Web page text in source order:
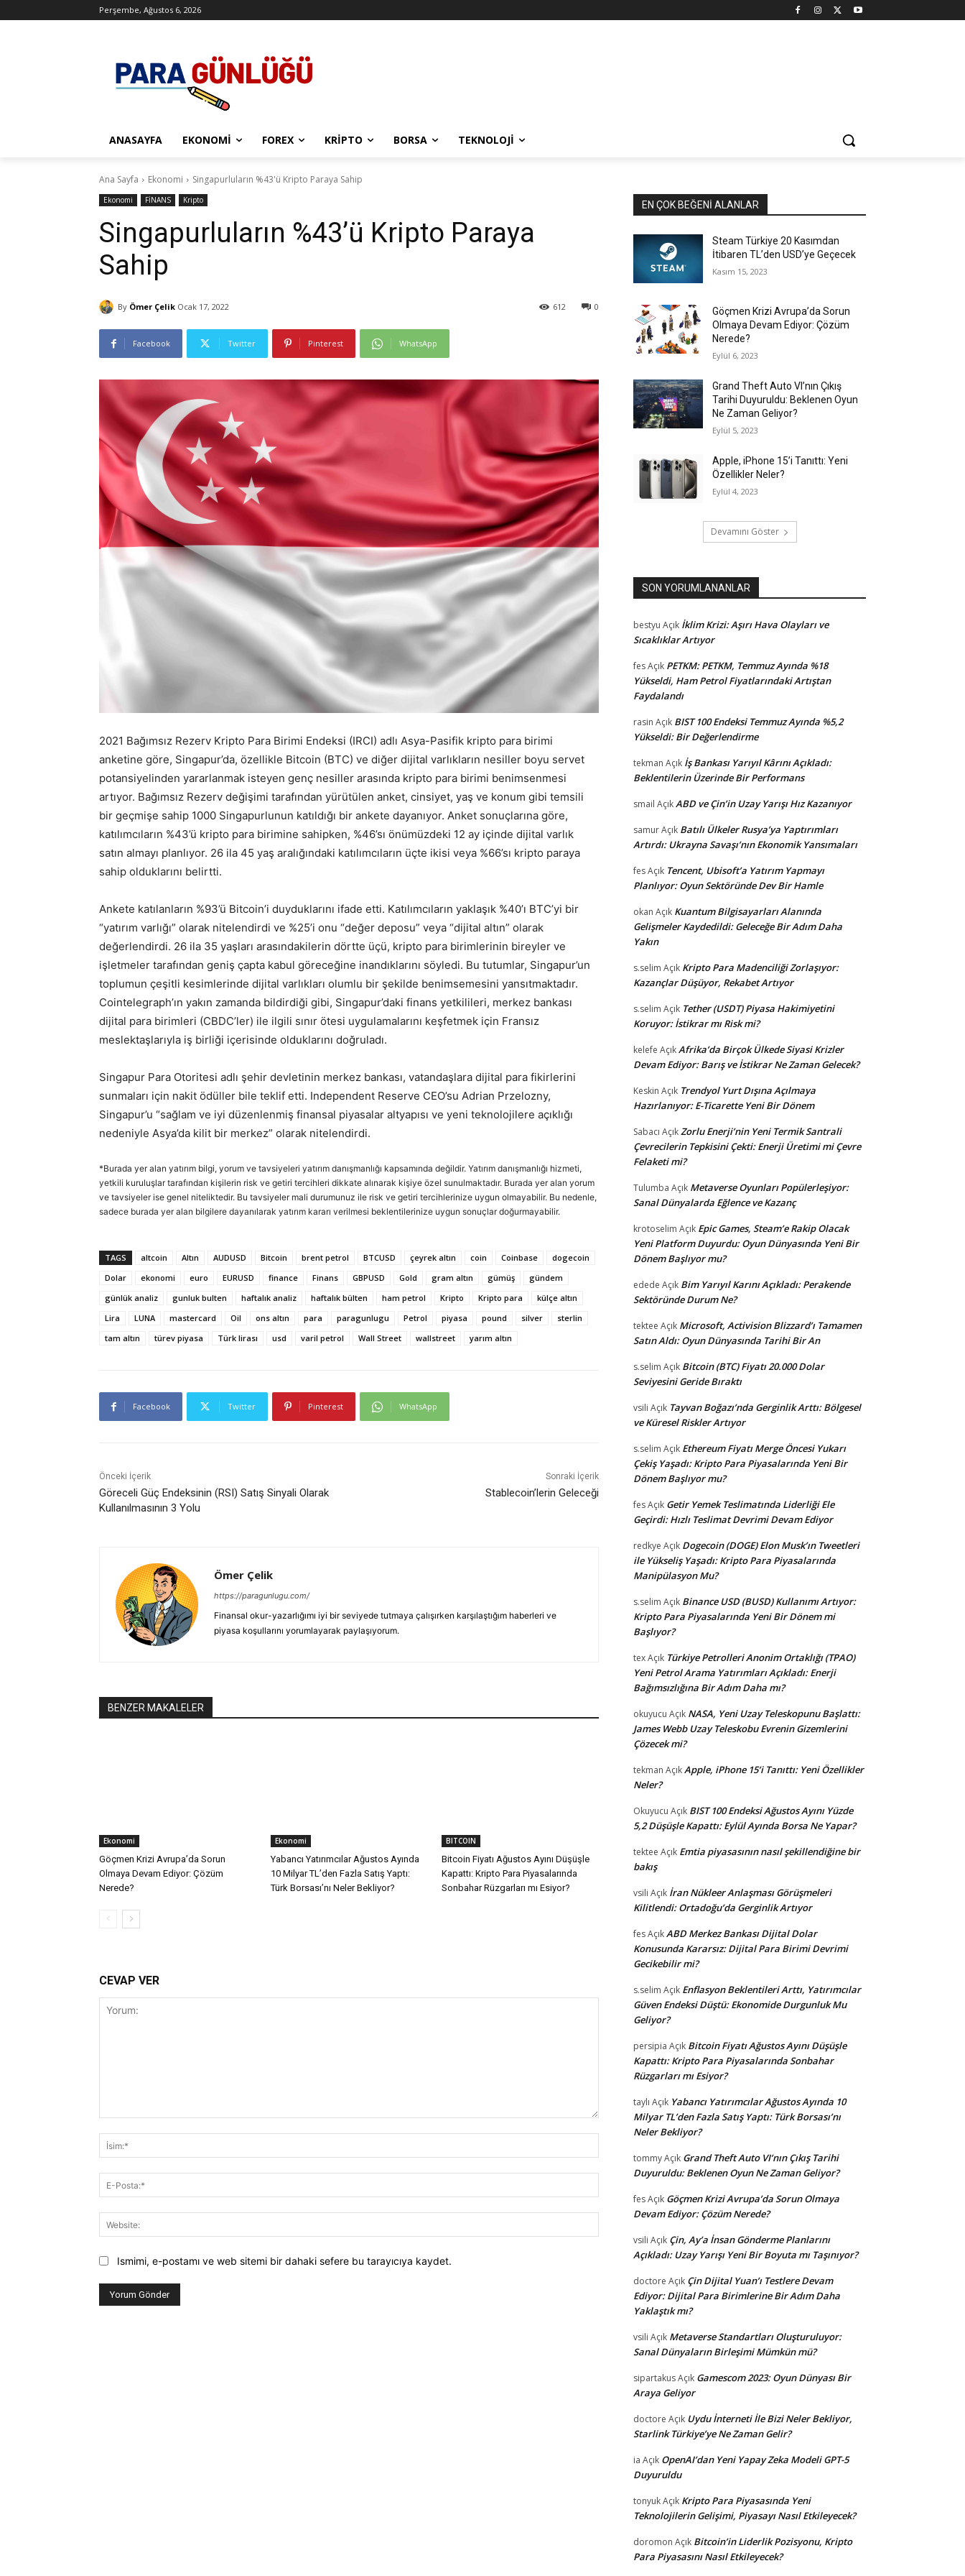
Perşembe, Ağustos 6, 2026
ANASAYFA EKONOMI FOREX KRIPTO BORSA TEKNOLOJI
Ana Sayfa Ekonomi Singapurluların %43'ü Kripto Paraya Sahip
Ekonomi FİNANS Kripto
Singapurluların %43’ü Kripto Paraya
Sahip
By Ömer Çelik Ocak 17, 2022 0
612
Facebook Twitter Pinterest WhatsApp
2021 Bağımsız Rezerv Kripto Para Birimi Endeksi (IRCI) adlı Asya-Pasifik kripto para birimi
anketine göre, Singapur’da, özellikle Bitcoin (BTC) ve diğer dijital varlıkların nesiller boyu servet
potansiyelinden yararlanmak isteyen genç nesiller arasında kripto para birimi benimsenmesi
artıyor. Bağımsız Rezerv değişimi tarafından yürütülen anket, cinsiyet, yaş ve konum gibi temsili
bir geçmişe sahip 1000 Singapurlunun katıldığı bir ankete dayanıyor. Anket sonuçlarına göre,
katılımcıların %43’ü kripto para birimine sahipken, %46’sı önümüzdeki 12 ay içinde dijital varlık
satın almayı planlıyor. 26 ila 45 yaş aralığındaki katılımcıların üçte ikisi veya %66’sı kripto paraya
sahip olduklarını belirtti.
Ankete katılanların %93’ü Bitcoin’i duyduklarını ifade etti. Katılımcıların yaklaşık %40’ı BTC’yi bir
“yatırım varlığı” olarak nitelendirdi ve %25’i onu “değer deposu” veya “dijital altın” olarak
değerlendirdi. 26 ila 35 yaşları arasındakilerin dörtte üçü, kripto para birimlerinin bireyler ve
işletmeler tarafından geniş çapta kabul göreceğine inandıklarını söyledi. Bu tutumlar, Singapur’un
toplumun çeşitli kesimlerinde dijital varlıkları olumlu bir şekilde benimsemesini yansıtmaktadır.
Cointelegraph’ın yakın zamanda bildirdiği gibi, Singapur’daki finans yetkilileri, merkez bankası
dijital para birimleri (CBDC’ler) ile ilgili sınır ötesi uygulamalarını keşfetmek için Fransız
meslektaşlarıyla iş birliği içerisinde olduklarını doğruladı.
Singapur Para Otoritesi adlı şehir devletinin merkez bankası, vatandaşlara dijital para fikirlerini
sunmaları için nakit ödüller bile teklif etti. Independent Reserve CEO’su Adrian Przelozny,
Singapur’u “sağlam ve iyi düzenlenmiş finansal piyasalar altyapısı ve yeni teknolojilere açıklığı
nedeniyle Asya’da kilit bir merkez” olarak nitelendirdi.
*Burada yer alan yatırım bilgi, yorum ve tavsiyeleri yatırım danışmanlığı kapsamında değildir. Yatırım danışmanlığı hizmeti,
yetkili kuruluşlar tarafından kişilerin risk ve getiri tercihleri dikkate alınarak kişiye özel sunulmaktadır. Burada yer alan yorum
ve tavsiyeler ise genel niteliktedir. Bu tavsiyeler mali durumunuz ile risk ve getiri tercihlerinize uygun olmayabilir. Bu nedenle,
sadece burada yer alan bilgilere dayanılarak yatırım kararı verilmesi beklentilerinize uygun sonuçlar doğurmayabilir.
TAGS altcoin Altın AUDUSD Bitcoin brent petrol BTCUSD çeyrek altın coin Coinbase
dogecoin
Dolar
ekonomi euro EURUSD finance Finans GBPUSD Gold gram altın gümüş
gündem
günlük analiz
gunluk bulten haftalık analiz haftalık bülten ham petrol Kripto Kripto para
külçe altın
Lira
LUNA mastercard Oil ons altın para paragunlugu Petrol piyasa pound silver
sterlin
tam altın
türev piyasa Türk lirası usd varil petrol Wall Street wallstreet yarım altın
Facebook Twitter Pinterest WhatsApp
Önceki İçerik
Göreceli Güç Endeksinin (RSI) Satış Sinyali Olarak
Kullanılmasının 3 Yolu
Sonraki İçerik
Stablecoin’lerin Geleceği
Ömer Çelik
https://paragunlugu.com/
Finansal okur-yazarlığımı iyi bir seviyede tutmaya çalışırken karşılaştığım haberleri ve
piyasa koşullarını yorumlayarak paylaşıyorum.
BENZER MAKALELER
Ekonomi
Göçmen Krizi Avrupa’da Sorun
Olmaya Devam Ediyor: Çözüm
Nerede?
Ekonomi
Yabancı Yatırımcılar Ağustos Ayında
10 Milyar TL’den Fazla Satış Yaptı:
Türk Borsası’nı Neler Bekliyor?
BITCOIN
Bitcoin Fiyatı Ağustos Ayını Düşüşle
Kapattı: Kripto Para Piyasalarında
Sonbahar Rüzgarları mı Esiyor?
CEVAP VER
Posta:*
Website:
Ismimi, e-postamı ve web sitemi bir dahaki sefere bu tarayıcıya kaydet.
EN ÇOK BEĞENI ALANLAR
Steam Türkiye 20 Kasımdan
İtibaren TL’den USD’ye Geçecek
Kasım 15, 2023
Göçmen Krizi Avrupa’da Sorun
Olmaya Devam Ediyor: Çözüm
Nerede?
Eylül 6, 2023
Grand Theft Auto VI’nın Çıkış
Tarihi Duyuruldu: Beklenen Oyun
Ne Zaman Geliyor?
Eylül 5, 2023
Apple, iPhone 15’i Tanıttı: Yeni
Özellikler Neler?
Eylül 4, 2023
Devamını Göster
SON YORUMLANANLAR
bestyu Açık İklim Krizi: Aşırı Hava Olayları ve
Sıcaklıklar Artıyor
fesAçık PETKM: PETKM, Temmuz Ayında %18
Yükseldi, Ham Petrol Fiyatlarındaki Artıştan
Faydalandı
rasin Açık BIST 100 Endeksi Temmuz Ayında %5,2
Yükseldi: Bir Değerlendirme
tekman Açık İş Bankası Yarıyıl Kârını Açıkladı:
Beklentilerin Üzerinde Bir Performans
smail AçıkABD ve Çin’in Uzay Yarışı Hız Kazanıyor
samurAçık Batılı Ülkeler Rusya’ya Yaptırımları
Artırdı: Ukrayna Savaşı’nın Ekonomik Yansımaları
fesAçık Tencent, Ubisoft’a Yatırım Yapmayı
Planlıyor: Oyun Sektöründe Dev Bir Hamle
okan Açık Kuantum Bilgisayarları Alanında
Gelişmeler Kaydedildi: Geleceğe Bir Adım Daha
Yakın
s.selim Açık Kripto Para Madenciliği Zorlaşıyor:
Kazançlar Düşüyor, Rekabet Artıyor
s.selim Açık Tether (USDT) Piyasa Hakimiyetini
Koruyor: İstikrar mı Risk mi?
kelefe AçıkAfrika’da Birçok Ülkede Siyasi Krizler
Devam Ediyor: Barış ve İstikrar Ne Zaman Gelecek?
Keskin Açık Trendyol Yurt Dışına Açılmaya
Hazırlanıyor: E-Ticarette Yeni Bir Dönem
Sabacı AçıkZorlu Enerji’nin Yeni Termik Santrali
Çevrecilerin Tepkisini Çekti: Enerji Üretimi mi Çevre
Felaketi mi?
Tulumba Açık Metaverse Oyunları Popülerleşiyor:
Sanal Dünyalarda Eğlence ve Kazanç
krotoselim Açık Epic Games, Steam’e Rakip Olacak
Yeni Platform Duyurdu: Oyun Dünyasında Yeni Bir
Dönem Başlıyor mu?
edede Açık Bim Yarıyıl Karını Açıkladı: Perakende
Sektöründe Durum Ne?
tektee Açık Microsoft, Activision Blizzard’ı Tamamen
Satın Aldı: Oyun Dünyasında Tarihi Bir An
s.selim Açık Bitcoin (BTC) Fiyatı 20.000 Dolar
Seviyesini Geride Bıraktı
vsili Açık Tayvan Boğazı’nda Gerginlik Arttı: Bölgesel
ve Küresel Riskler Artıyor
s.selim Açık Ethereum Fiyatı Merge Öncesi Yukarı
Çekiş Yaşadı: Kripto Para Piyasalarında Yeni Bir
Dönem Başlıyor mu?
fesAçık Getir Yemek Teslimatında Liderliği Ele
Geçirdi: Hızlı Teslimat Devrimi Devam Ediyor
redkye Açık Dogecoin (DOGE) Elon Musk’ın Tweetleri
ile Yükseliş Yaşadı: Kripto Para Piyasalarında
Manipülasyon Mu?
s.selim Açık Binance USD (BUSD) Kullanımı Artıyor:
Kripto Para Piyasalarında Yeni Bir Dönem mi
Başlıyor?
texAçık Türkiye Petrolleri Anonim Ortaklığı (TPAO)
Yeni Petrol Arama Yatırımları Açıkladı: Enerji
Bağımsızlığına Bir Adım Daha mı?
okuyucu Açık NASA, Yeni Uzay Teleskopunu Başlattı:
James Webb Uzay Teleskobu Evrenin Gizemlerini
Çözecek mi?
tekman AçıkApple, iPhone 15’i Tanıttı: Yeni Özellikler
Neler?
Okuyucu Açık BIST 100 Endeksi Ağustos Ayını Yüzde
5,2 Düşüşle Kapattı: Eylül Ayında Borsa Ne Yapar?
tektee Açık Emtia piyasasının nasıl şekillendiğine bir
bakış
vsili Açık İran Nükleer Anlaşması Görüşmeleri
Kilitlendi: Ortadoğu’da Gerginlik Artıyor
fesAçıkABD Merkez Bankası Dijital Dolar
Konusunda Kararsız: Dijital Para Birimi Devrimi
Gecikebilir mi?
s.selim Açık Enflasyon Beklentileri Arttı, Yatırımcılar
Güven Endeksi Düştü: Ekonomide Durgunluk Mu
Geliyor?
persipia Açık Bitcoin Fiyatı Ağustos Ayını Düşüşle
Kapattı: Kripto Para Piyasalarında Sonbahar
Rüzgarları mı Esiyor?
taylı Açık Yabancı Yatırımcılar Ağustos Ayında 10
Milyar TL’den Fazla Satış Yaptı: Türk Borsası’nı
Neler Bekliyor?
tommyAçık Grand Theft Auto VI’nın Çıkış Tarihi
Duyuruldu: Beklenen Oyun Ne Zaman Geliyor?
fesAçık Göçmen Krizi Avrupa’da Sorun Olmaya
Devam Ediyor: Çözüm Nerede?
vsili Açık Çin, Ay’a İnsan Gönderme Planlarını
Açıkladı: Uzay Yarışı Yeni Bir Boyuta mı Taşınıyor?
doctore Açık Çin Dijital Yuan’ı Testlere Devam
Ediyor: Dijital Para Birimlerine Bir Adım Daha
Yaklaştık mı?
vsili Açık Metaverse Standartları Oluşturuluyor:
Sanal Dünyaların Birleşimi Mümkün mü?
sipartakusAçık Gamescom 2023: Oyun Dünyası Bir
Araya Geliyor
doctore Açık Uydu İnterneti İle Bizi Neler Bekliyor,
Starlink Türkiye’ye Ne Zaman Gelir?
ia Açık OpenAI’dan Yeni Yapay Zeka Modeli GPT-5
Duyuruldu
tonyukAçık Kripto Para Piyasasında Yeni
Teknolojilerin Gelişimi, Piyasayı Nasıl Etkileyecek?
doromon Açık Bitcoin’in Liderlik Pozisyonu, Kripto
Para Piyasasını Nasıl Etkileyecek?